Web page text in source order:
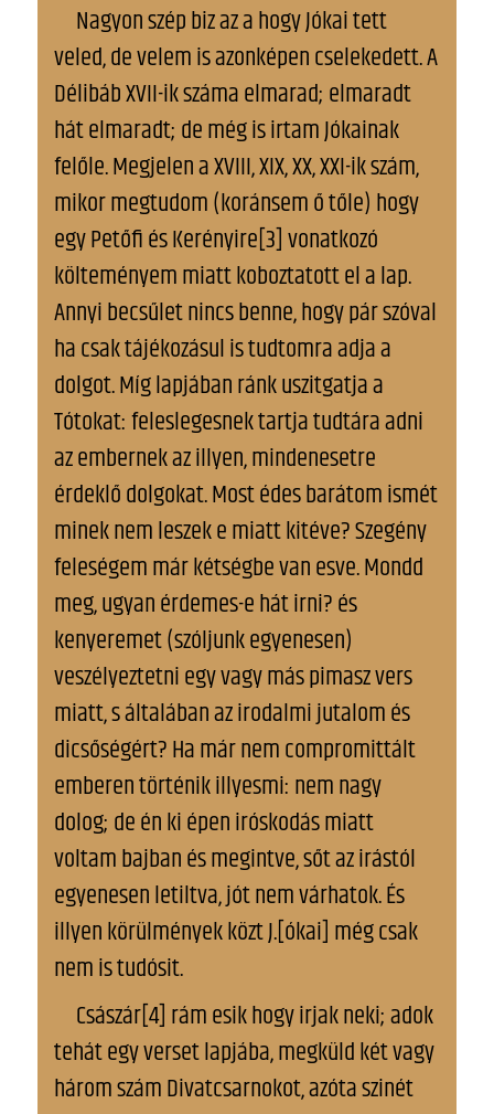
Nagyon szép biz az a hogy Jókai tett
veled, de velem is azonképen cselekedett. A
Délibáb XVII-ik száma elmarad; elmaradt
hát elmaradt; de még is irtam Jókainak
felőle. Megjelen a XVIII, XIX, XX, XXI-ik szám,
mikor megtudom (koránsem ő tőle) hogy
egy Petőfi és Kerényire[3] vonatkozó
költeményem miatt koboztatott el a lap.
Annyi becsűlet nincs benne, hogy pár szóval
ha csak tájékozásul is tudtomra adja a
dolgot. Míg lapjában ránk uszitgatja a
Tótokat: feleslegesnek tartja tudtára adni
az embernek az illyen, mindenesetre
érdeklő dolgokat. Most édes barátom ismét
minek nem leszek e miatt kitéve? Szegény
feleségem már kétségbe van esve. Mondd
meg, ugyan érdemes-e hát irni? és
kenyeremet (szóljunk egyenesen)
veszélyeztetni egy vagy más pimasz vers
miatt, s általában az irodalmi jutalom és
dicsőségért? Ha már nem compromittált
emberen történik illyesmi: nem nagy
dolog; de én ki épen iróskodás miatt
voltam bajban és megintve, sőt az irástól
egyenesen letiltva, jót nem várhatok. És
illyen körülmények közt J.[ókai] még csak
nem is tudósit.
Császár[4] rám esik hogy irjak neki; adok
tehát egy verset lapjába, megküld két vagy
három szám Divatcsarnokot, azóta szinét